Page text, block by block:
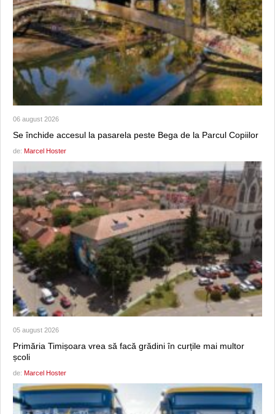
06 august 2026
Se închide accesul la pasarela peste Bega de la Parcul Copiilor
de: Marcel Hoster
05 august 2026
Primăria Timișoara vrea să facă grădini în curțile mai multor
școli
de: Marcel Hoster